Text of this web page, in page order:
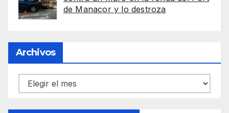
de Manacor y lo destroza
Archivos
Archivos